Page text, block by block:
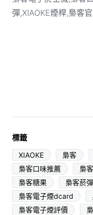
標籤
XIAOKE 梟客
梟客口味推薦
梟
梟客糖果
梟客菸彈
梟客電子煙dcard
梟客電子煙評價